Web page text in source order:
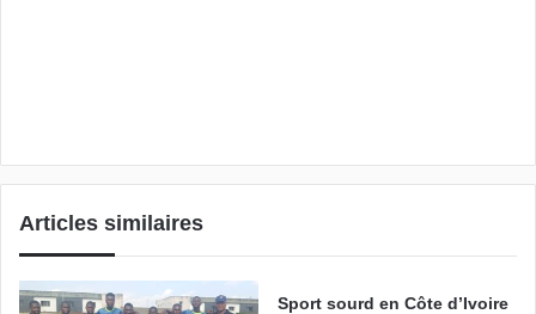
Articles similaires
Sport sourd en Côte d’Ivoire